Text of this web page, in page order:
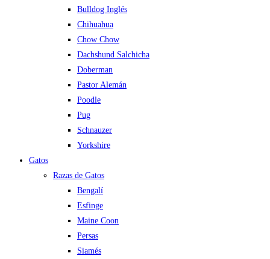
Bulldog Inglés
Chihuahua
Chow Chow
Dachshund Salchicha
Doberman
Pastor Alemán
Poodle
Pug
Schnauzer
Yorkshire
Gatos
Razas de Gatos
Bengalí
Esfinge
Maine Coon
Persas
Siamés